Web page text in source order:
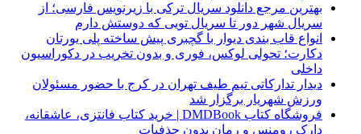
بهترین مرجع دانلود سریال ترکی با زیرنویس فارسی؛ از
سریال شهر دور تا سریال تویی که دوستش دارم
انواع قاب بندی دیوار با گچبری پیش ساخته پلی یورتان
دکارت؛ تحولی لوکس، فوری و بدون تخریب در دکوراسیون
داخلی
دیدار تدارکاتی تیم طیف تهران در کرج با حضور مسئولان
ورزش شهریار برگزار شد
فروشگاه کتاب DMDBook | خرید کتاب فانتزی، عاشقانه،
دارک رومنس و رمان بدون حذفیات